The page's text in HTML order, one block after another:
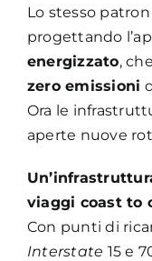
Lo stesso patron
progettando
energizzato,
zero emissioni
Ora le
aperte nuove
viaggi coast to
Con punti di
Interstate 15 e